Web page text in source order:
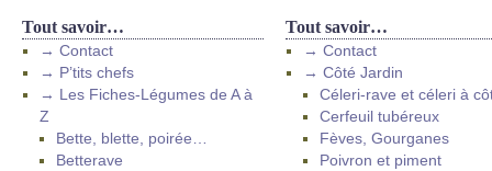
Tout savoir…
→ Contact
→ P’tits chefs
→ Les Fiches-Légumes de A à
Z
Bette, blette, poirée…
Betterave
Tout savoir…
→ Contact
→ Côté Jardin
Céleri-rave et céleri à
Cerfeuil tubéreux
Fèves, Gourganes
Poivron et piment